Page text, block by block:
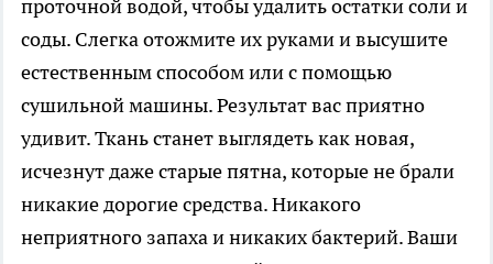
проточной водой, чтобы удалить остатки соли и
соды. Слегка отожмите их руками и высушите
естественным способом или с помощью
сушильной машины. Результат вас приятно
удивит. Ткань станет выглядеть как новая,
исчезнут даже старые пятна, которые не брали
никакие дорогие средства. Никакого
неприятного запаха и никаких бактерий. Ваши